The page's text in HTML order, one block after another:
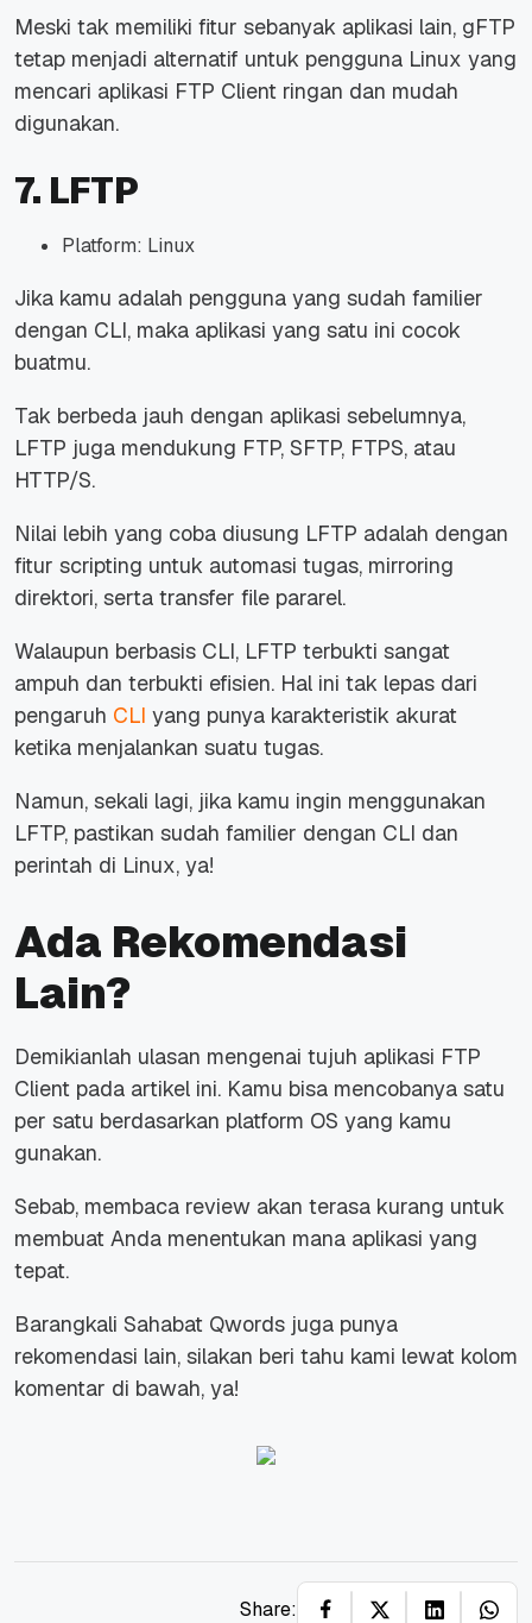
Meski tak memiliki fitur sebanyak aplikasi lain, gFTP
tetap menjadi alternatif untuk pengguna Linux yang
mencari aplikasi FTP Client ringan dan mudah
digunakan.
7. LFTP
Platform: Linux
Jika kamu adalah pengguna yang sudah familier
dengan CLI, maka aplikasi yang satu ini cocok
buatmu.
Tak berbeda jauh dengan aplikasi sebelumnya,
LFTP juga mendukung FTP, SFTP, FTPS, atau
HTTP/S.
Nilai lebih yang coba diusung LFTP adalah dengan
fitur scripting untuk automasi tugas, mirroring
direktori, serta transfer file pararel.
Walaupun berbasis CLI, LFTP terbukti sangat
ampuh dan terbukti efisien. Hal ini tak lepas dari
pengaruh CLI yang punya karakteristik akurat
ketika menjalankan suatu tugas.
Namun, sekali lagi, jika kamu ingin menggunakan
LFTP, pastikan sudah familier dengan CLI dan
perintah di Linux, ya!
Ada Rekomendasi
Lain?
Demikianlah ulasan mengenai tujuh aplikasi FTP
Client pada artikel ini. Kamu bisa mencobanya satu
per satu berdasarkan platform OS yang kamu
gunakan.
Sebab, membaca review akan terasa kurang untuk
membuat Anda menentukan mana aplikasi yang
tepat.
Barangkali Sahabat Qwords juga punya
rekomendasi lain, silakan beri tahu kami lewat kolom
komentar di bawah, ya!
Share: